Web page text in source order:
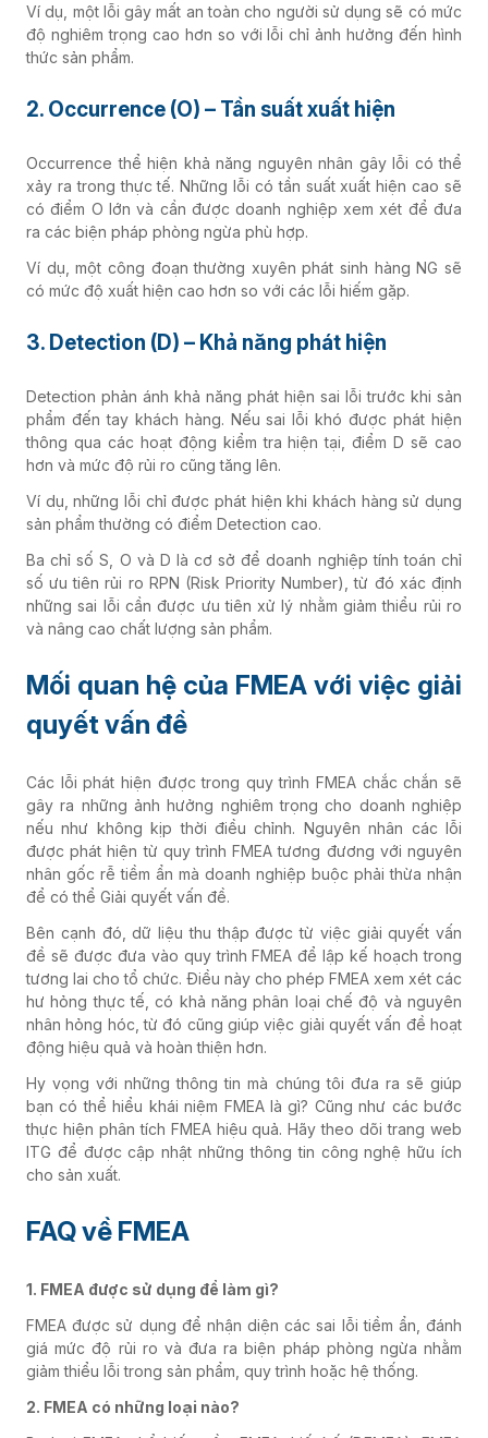
Ví dụ, một lỗi gây mất an toàn cho người sử dụng sẽ có mức
độ nghiêm trọng cao hơn so với lỗi chỉ ảnh hưởng đến hình
thức sản phẩm.
2. Occurrence (O) – Tần suất xuất hiện
Occurrence thể hiện khả năng nguyên nhân gây lỗi có thể
xảy ra trong thực tế. Những lỗi có tần suất xuất hiện cao sẽ
có điểm O lớn và cần được doanh nghiệp xem xét để đưa
ra các biện pháp phòng ngừa phù hợp.
Ví dụ, một công đoạn thường xuyên phát sinh hàng NG sẽ
có mức độ xuất hiện cao hơn so với các lỗi hiếm gặp.
3. Detection (D) – Khả năng phát hiện
Detection phản ánh khả năng phát hiện sai lỗi trước khi sản
phẩm đến tay khách hàng. Nếu sai lỗi khó được phát hiện
thông qua các hoạt động kiểm tra hiện tại, điểm D sẽ cao
hơn và mức độ rủi ro cũng tăng lên.
Ví dụ, những lỗi chỉ được phát hiện khi khách hàng sử dụng
sản phẩm thường có điểm Detection cao.
Ba chỉ số S, O và D là cơ sở để doanh nghiệp tính toán chỉ
số ưu tiên rủi ro RPN (Risk Priority Number), từ đó xác định
những sai lỗi cần được ưu tiên xử lý nhằm giảm thiểu rủi ro
và nâng cao chất lượng sản phẩm.
Mối quan hệ của FMEA với việc giải
quyết vấn đề
Các lỗi phát hiện được trong quy trình FMEA chắc chắn sẽ
gây ra những ảnh hưởng nghiêm trọng cho doanh nghiệp
nếu như không kịp thời điều chỉnh. Nguyên nhân các lỗi
được phát hiện từ quy trình FMEA tương đương với nguyên
nhân gốc rễ tiềm ẩn mà doanh nghiệp buộc phải thừa nhận
để có thể Giải quyết vấn đề.
Bên cạnh đó, dữ liệu thu thập được từ việc giải quyết vấn
đề sẽ được đưa vào quy trình FMEA để lập kế hoạch trong
tương lai cho tổ chức. Điều này cho phép FMEA xem xét các
hư hỏng thực tế, có khả năng phân loại chế độ và nguyên
nhân hỏng hóc, từ đó cũng giúp việc giải quyết vấn đề hoạt
động hiệu quả và hoàn thiện hơn.
Hy vọng với những thông tin mà chúng tôi đưa ra sẽ giúp
bạn có thể hiểu khái niệm FMEA là gì? Cũng như các bước
thực hiện phân tích FMEA hiệu quả. Hãy theo dõi trang web
ITG để được cập nhật những thông tin công nghệ hữu ích
cho sản xuất.
FAQ về FMEA
1. FMEA được sử dụng để làm gì?
FMEA được sử dụng để nhận diện các sai lỗi tiềm ẩn, đánh
giá mức độ rủi ro và đưa ra biện pháp phòng ngừa nhằm
giảm thiểu lỗi trong sản phẩm, quy trình hoặc hệ thống.
2. FMEA có những loại nào?